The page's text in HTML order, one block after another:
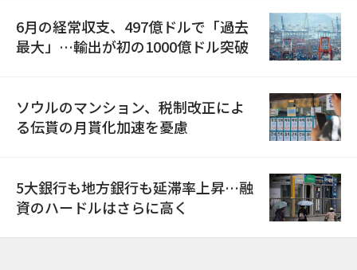
6月の経常収支、497億ドルで「過去
最大」…輸出が初の1000億ドル突破
ソウルのマンション、税制改正によ
る伝貰の月貰化加速を憂慮
5大銀行も地方銀行も延滞率上昇…融
資のハードルはさらに高く